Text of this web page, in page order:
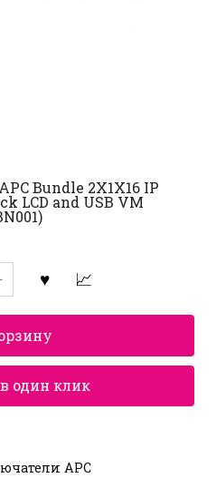
Bundle 2X1X16 IP
LCD and USB VM
один клик
APC